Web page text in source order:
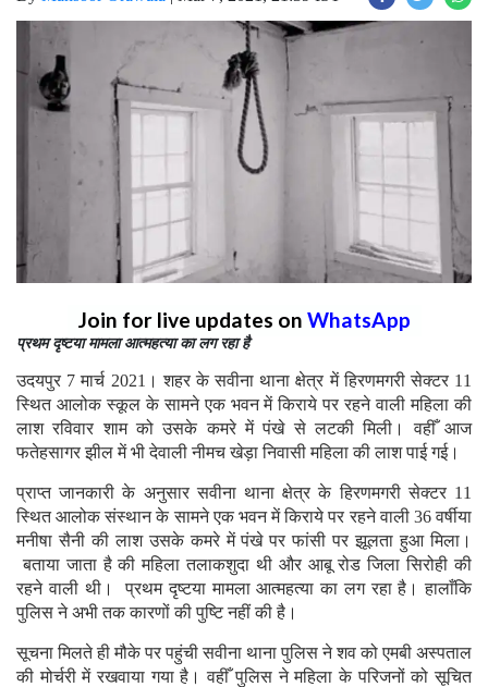
Join for live updates on WhatsApp
प्रथम दृष्टया मामला आत्महत्या का लग रहा है
उदयपुर 7 मार्च 2021। शहर के सवीना थाना क्षेत्र में हिरणमगरी सेक्टर 11
स्थित आलोक स्कूल के सामने एक भवन में किराये पर रहने वाली महिला की
लाश रविवार शाम को उसके कमरे में पंखे से लटकी मिली। वहीँ आज
फतेहसागर झील में भी देवाली नीमच खेड़ा निवासी महिला की लाश पाई गई।
प्राप्त जानकारी के अनुसार सवीना थाना क्षेत्र के हिरणमगरी सेक्टर 11
स्थित आलोक संस्थान के सामने एक भवन में किराये पर रहने वाली 36 वर्षीया
मनीषा सैनी की लाश उसके कमरे में पंखे पर फांसी पर झूलता हुआ मिला।
बताया जाता है की महिला तलाकशुदा थी और आबू रोड जिला सिरोही की
रहने वाली थी। प्रथम दृष्टया मामला आत्महत्या का लग रहा है। हालाँकि
पुलिस ने अभी तक कारणों की पुष्टि नहीं की है।
सूचना मिलते ही मौके पर पहुंची सवीना थाना पुलिस ने शव को एमबी अस्पताल
की मोर्चरी में रखवाया गया है। वहीँ पुलिस ने महिला के परिजनों को सूचित